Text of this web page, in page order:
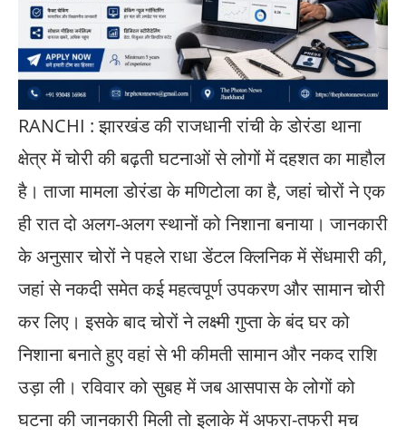
RANCHI : झारखंड की राजधानी रांची के डोरंडा थाना
क्षेत्र में चोरी की बढ़ती घटनाओं से लोगों में दहशत का माहौल
है। ताजा मामला डोरंडा के मणिटोला का है, जहां चोरों ने एक
ही रात दो अलग-अलग स्थानों को निशाना बनाया। जानकारी
के अनुसार चोरों ने पहले राधा डेंटल क्लिनिक में सेंधमारी की,
जहां से नकदी समेत कई महत्वपूर्ण उपकरण और सामान चोरी
कर लिए। इसके बाद चोरों ने लक्ष्मी गुप्ता के बंद घर को
निशाना बनाते हुए वहां से भी कीमती सामान और नकद राशि
उड़ा ली। रविवार को सुबह में जब आसपास के लोगों को
घटना की जानकारी मिली तो इलाके में अफरा-तफरी मच